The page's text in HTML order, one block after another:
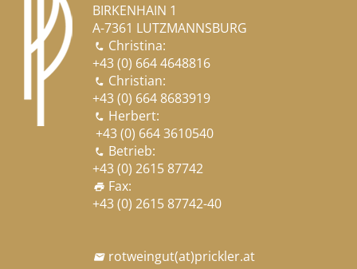
BIRKENHAIN 1
A-7361 LUTZMANNSBURG
 Christina:
+43 (0) 664 4648816
 Christian:
+43 (0) 664 8683919
 Herbert:
+43 (0) 664 3610540
 Betrieb:
+43 (0) 2615 87742
print Fax:
+43 (0) 2615 87742-40
 rotweingut(at)prickler.at